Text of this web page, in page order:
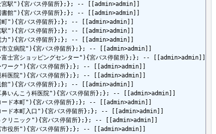
"){宮バス停留所};}; -- [[admin>admin]]
"){宮バス停留所};}; -- [[admin>admin]]
宮バス停留所};}; -- [[admin>admin]]
宮バス停留所};}; -- [[admin>admin]]
宮バス停留所};}; -- [[admin>admin]]
病院"){宮バス停留所};}; -- [[admin>admin]]
ショッピングセンター"){宮バス停留所};}; -- [[admin>admin]]
ク"){宮バス停留所};}; -- [[admin>admin]]
院"){宮バス停留所};}; -- [[admin>admin]]
宮バス停留所};}; -- [[admin>admin]]
こう科医院"){宮バス停留所};}; -- [[admin>admin]]
本町"){宮バス停留所};}; -- [[admin>admin]]
本町入口"){宮バス停留所};}; -- [[admin>admin]]
ニック"){宮バス停留所};}; -- [[admin>admin]]
所"){宮バス停留所};}; -- [[admin>admin]]